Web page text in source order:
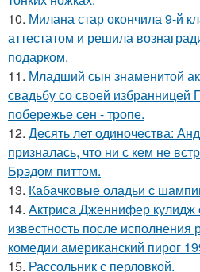
10. Милана стар окончила 9-й
аттестатом и решила
подарком.
11. Младший сын знаменитой
свадьбу со своей избранницей
побережье сен - тропе.
12. Десять лет одиночества:
призналась, что ни с кем не
Брэдом питтом.
13. Кабачковые оладьи с
14. Актриса Дженнифер
известность после
комедии американский пирог
15. Рассольник с перловкой.